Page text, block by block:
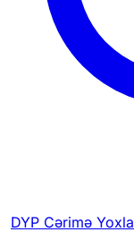
DYP Cərimə Yoxla